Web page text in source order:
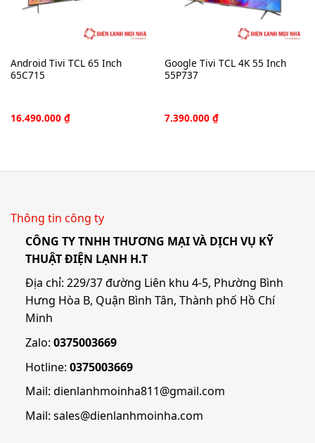
Android Tivi TCL 65 Inch
65C715
16.490.000 ₫
Google Tivi TCL 4K 55 Inch
55P737
7.390.000 ₫
Thông tin công ty
CÔNG TY TNHH THƯƠNG MẠI VÀ DỊCH VỤ KỸ
THUẬT ĐIỆN LẠNH H.T
Địa chỉ: 229/37 đường Liên khu 4-5, Phường Bình
Hưng Hòa B, Quận Bình Tân, Thành phố Hồ Chí
Minh
Zalo: 0375003669
Hotline: 0375003669
Mail: dienlanhmoinha811@gmail.com
Mail: sales@dienlanhmoinha.com